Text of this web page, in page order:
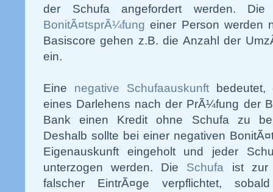
der Schufa angefordert werden. Die
BonitÃ¤tsprÃ¼fung einer Person werden
Basiscore gehen z.B. die Anzahl der
ein.
Eine negative Schufaauskunftbedeutet,
eines Darlehens nach der PrÃ¼fung der
Bank einen Kredit ohne Schufa zu
Deshalb sollte bei einer negativen
Eigenauskunft eingeholt und jeder
unterzogen werden. Die Schufa ist zur
falscher EintrÃ¤ge verpflichtet,